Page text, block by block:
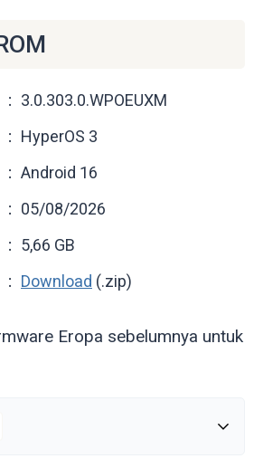
3.0.303.0.WPOEUXM
HyperOS 3
Android 16
05/08/2026
5,66 GB
Download (.zip)
Eropa sebelumnya untuk